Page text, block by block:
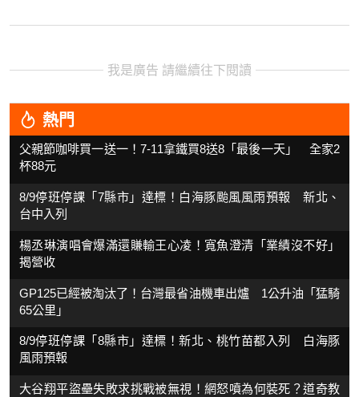
我是廣告 請繼續往下閱讀
熱門
父親節咖啡買一送一！7-11拿鐵買8送8「最後一天」 全家2
杯88元
8/9停班停課「7縣市」達標！白海豚颱風風雨預報 新北、
台中入列
楊丞琳演唱會爆滿還賺輸王心凌！寬魚澄清「業績沒不好」
揭營收
GP125已經被淘汰了！台灣最省油機車出爐 1公升油「猛騎
65公里」
8/9停班停課「8縣市」達標！新北、桃竹苗都入列 白海豚
風雨預報
大谷翔平盜壘失敗求挑戰被無視！網怒噴為何裝死？道奇教